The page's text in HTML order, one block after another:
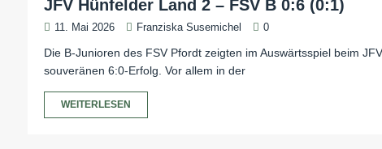
JFV Hünfelder Land 2 – FSV B 0:6 (0:1)
11. Mai 2026 Franziska Susemichel 0
Die B-Junioren des FSV Pfordt zeigten im Auswärtsspiel beim
souveränen 6:0-Erfolg. Vor allem in der
WEITERLESEN